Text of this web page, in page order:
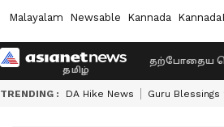
Malayalam Newsable Kannada
தற்போதைய
TRENDING : DA Hike News Guru Blessings